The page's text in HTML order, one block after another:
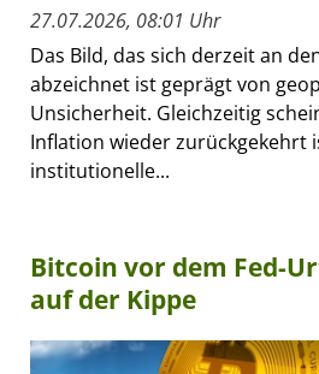
27.07.2026, 08:01 Uhr
Das Bild, das sich derzeit an
abzeichnet ist geprägt von
Unsicherheit. Gleichzeitig
Inflation wieder zurückgekehrt
institutionelle...
Bitcoin vor dem Fed-
auf der Kippe